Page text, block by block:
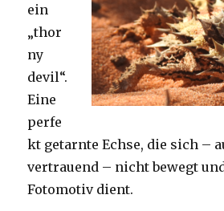
ein
„thor
ny
devil“.
Eine
perfe
kt getarnte Echse, die sich –
vertrauend – nicht bewegt
Fotomotiv dient.